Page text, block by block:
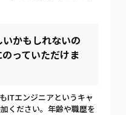
かもしれないの
っていただけま
ITエンジニアというキャ
ください。年齢や職歴を